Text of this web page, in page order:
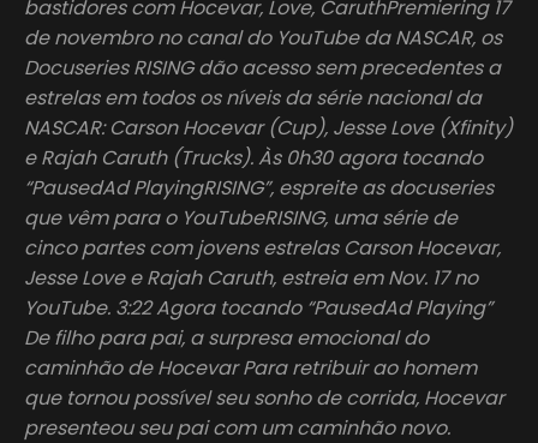
bastidores com Hocevar, Love, CaruthPremiering 17
de novembro no canal do YouTube da NASCAR, os
Docuseries RISING dão acesso sem precedentes a
estrelas em todos os níveis da série nacional da
NASCAR: Carson Hocevar (Cup), Jesse Love (Xfinity)
e Rajah Caruth (Trucks). Às 0h30 agora tocando
“PausedAd PlayingRISING”, espreite as docuseries
que vêm para o YouTubeRISING, uma série de
cinco partes com jovens estrelas Carson Hocevar,
Jesse Love e Rajah Caruth, estreia em Nov. 17 no
YouTube. 3:22 Agora tocando “PausedAd Playing”
De filho para pai, a surpresa emocional do
caminhão de Hocevar Para retribuir ao homem
que tornou possível seu sonho de corrida, Hocevar
presenteou seu pai com um caminhão novo.